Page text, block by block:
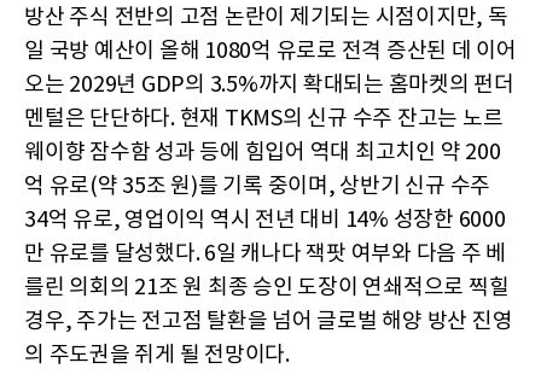
방산 주식 전반의 고점 논란이 제기되는 시점이지만, 독
일 국방 예산이 올해 1080억 유로로 전격 증산된 데 이어
오는 2029년 GDP의 3.5%까지 확대되는 홈마켓의 펀더
멘털은 단단하다. 현재 TKMS의 신규 수주 잔고는 노르
웨이향 잠수함 성과 등에 힘입어 역대 최고치인 약 200
억 유로(약 35조 원)를 기록 중이며, 상반기 신규 수주
34억 유로, 영업이익 역시 전년 대비 14% 성장한 6000
만 유로를 달성했다. 6일 캐나다 잭팟 여부와 다음 주 베
를린 의회의 21조 원 최종 승인 도장이 연쇄적으로 찍힐
경우, 주가는 전고점 탈환을 넘어 글로벌 해양 방산 진영
의 주도권을 쥐게 될 전망이다.